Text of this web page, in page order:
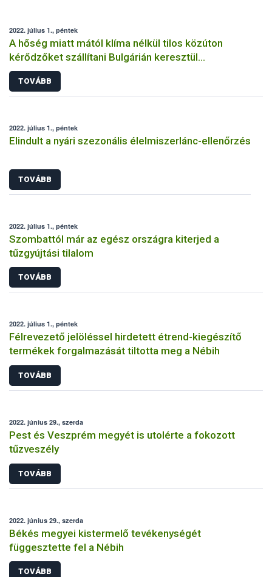
2022. július 1., péntek
A hőség miatt mától klíma nélkül tilos közúton
kérődzőket szállítani Bulgárián keresztül
Törökországba
TOVÁBB
2022. július 1., péntek
Elindult a nyári szezonális élelmiszerlánc-ellenőrzés
TOVÁBB
2022. július 1., péntek
Szombattól már az egész országra kiterjed a
tűzgyújtási tilalom
TOVÁBB
2022. július 1., péntek
Félrevezető jelöléssel hirdetett étrend-kiegészítő
termékek forgalmazását tiltotta meg a Nébih
TOVÁBB
2022. június 29., szerda
Pest és Veszprém megyét is utolérte a fokozott
tűzveszély
TOVÁBB
2022. június 29., szerda
Békés megyei kistermelő tevékenységét
függesztette fel a Nébih
TOVÁBB